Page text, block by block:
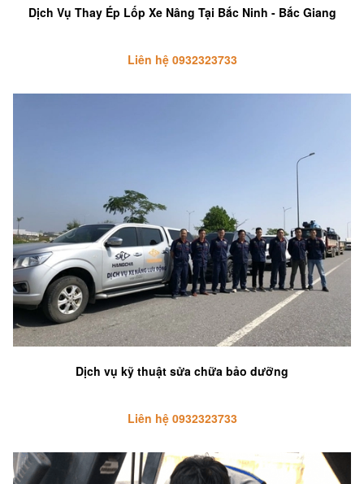
Dịch Vụ Thay Ép Lốp Xe Nâng Tại Bắc Ninh - Bắc Giang
Liên hệ 0932323733
Dịch vụ kỹ thuật sửa chữa bảo dưỡng
Liên hệ 0932323733